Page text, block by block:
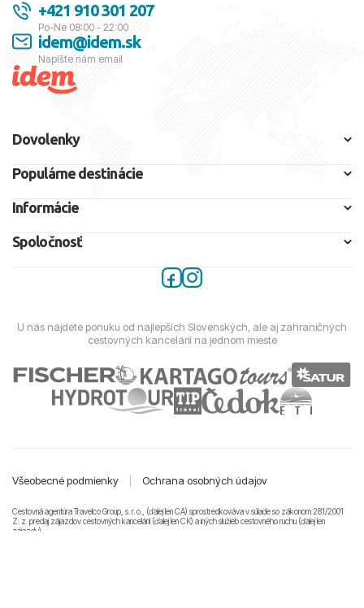
+421 910 301 207
Po-Ne 08:00 - 22:00
idem@idem.sk
Napíšte nám email
Dovolenky
Populárne destinácie
Informácie
Spoločnosť
U nás nájdete ponuku od najlepších Slovenských, ale aj zahraničných
cestovných kancelárií na jednom mieste
Všeobecné podmienky Ochrana osobných údajov
Cestovná agentúra Travelco Group, s. r. o., (ďalej len CA) sprostredkováva v súlade so zákonom 281/2001
Z. z. predaj zájazdov cestovných kancelárii (ďalej len CK) a iných služieb cestovného ruchu (ďalej len
zájazdy).